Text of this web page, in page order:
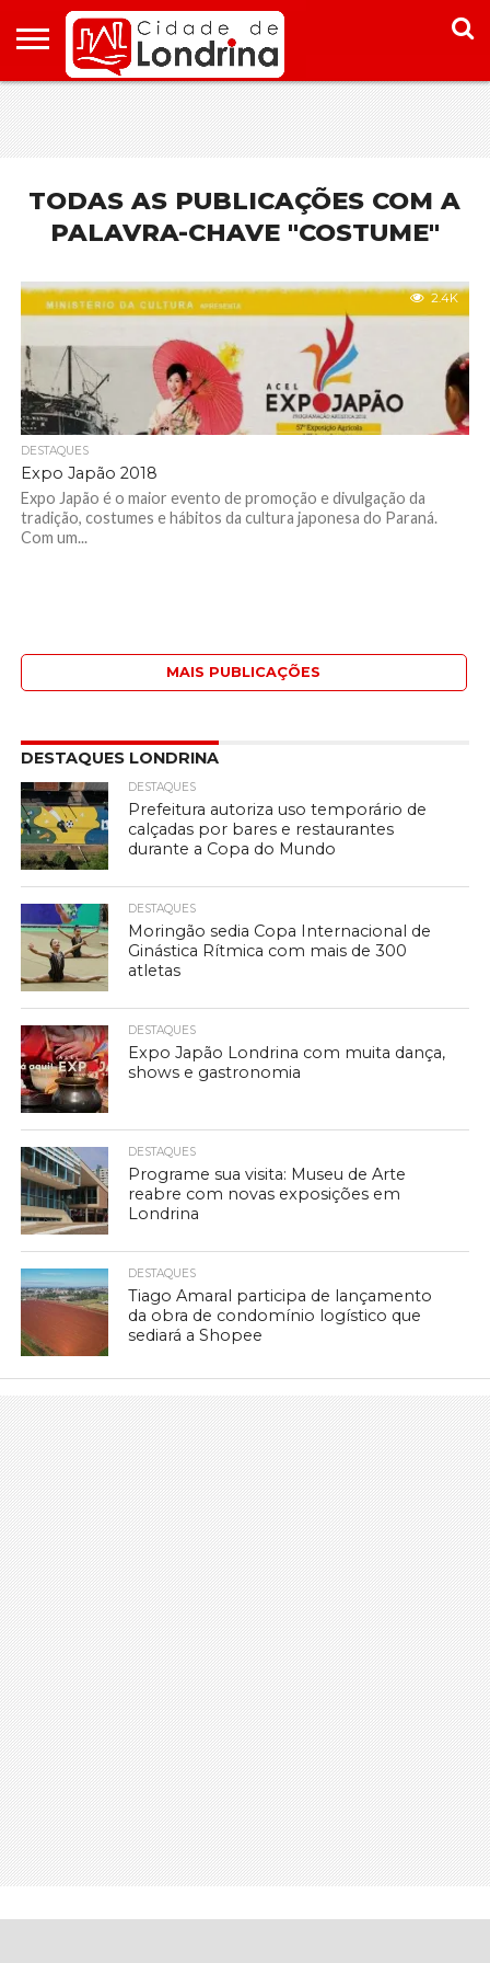
HOME
CONHEÇA
LONDRINA
PONTOS
TURÍSTICOS
ONDE
FICAR EM
LONDRINA
ONDE
COMER
EM
LONDRINA
TODAS AS PUBLICAÇÕES COM A
PALAVRA-CHAVE "COSTUME"
2.4K
DESTAQUES
Expo Japão 2018
Expo Japão é o maior evento de promoção e divulgação da
tradição, costumes e hábitos da cultura japonesa do Paraná.
Com um...
MAIS PUBLICAÇÕES
DESTAQUES LONDRINA
DESTAQUES
Prefeitura autoriza uso temporário de
calçadas por bares e restaurantes
durante a Copa do Mundo
DESTAQUES
Moringão sedia Copa Internacional de
Ginástica Rítmica com mais de 300
atletas
DESTAQUES
Expo Japão Londrina com muita dança,
shows e gastronomia
DESTAQUES
Programe sua visita: Museu de Arte
reabre com novas exposições em
Londrina
DESTAQUES
Tiago Amaral participa de lançamento
da obra de condomínio logístico que
sediará a Shopee